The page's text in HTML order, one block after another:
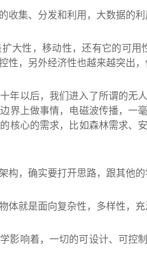
收集、分发和利用，大数据的
大性，移动性，还有它的可
性，另外经济性也越来越突出
年以后，我们进入了所谓的无
界上做事情，电磁波传播，一
核心的需求，比如森林需求、
构，确实要打开思路，跟其他
体就是面向复杂性，多样性，充
影响着，一切的可设计、可控